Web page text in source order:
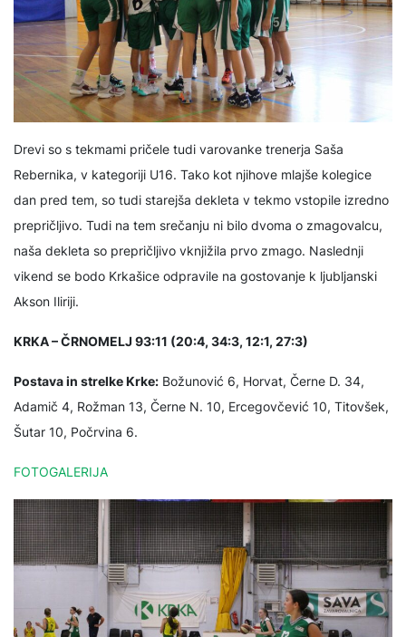
Drevi so s tekmami pričele tudi varovanke trenerja Saša
Rebernika, v kategoriji U16. Tako kot njihove mlajše kolegice
dan pred tem, so tudi starejša dekleta v tekmo vstopile izredno
prepričljivo. Tudi na tem srečanju ni bilo dvoma o zmagovalcu,
naša dekleta so prepričljivo vknjižila prvo zmago. Naslednji
vikend se bodo Krkašice odpravile na gostovanje k ljubljanski
Akson Iliriji.
KRKA – ČRNOMELJ 93:11 (20:4, 34:3, 12:1, 27:3)
Postava in strelke Krke: Božunović 6, Horvat, Černe D. 34,
Adamič 4, Rožman 13, Černe N. 10, Ercegovčević 10, Titovšek,
Šutar 10, Počrvina 6.
FOTOGALERIJA